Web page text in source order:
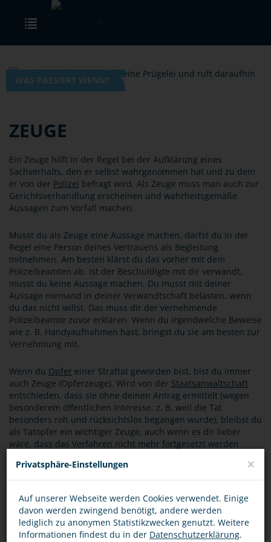
Skip to main content
WAS PASSIERT WENN?
ZEUGE
Ein Zeuge hilft in der Regel bei der Aufklärung eines
Sachverhalts, den er selbst wahrgenommen hat und zu dem
er von der Polizei befragt wird. Als Zeuge muss man auch zur
Gerichtsverhandlung erscheinen und wahrheitsgemäße
Aussagen zum Vorfall machen.
Musst du als Zeuge eine Aussage machen, darfst du in der
Regel eine Person deines Vertrauens als Begleitung
mitnehmen. Am besten klärst du das vorher mit dem
Polizeibeamten ab. Ist der Beschuldigte mit dir verwandt,
musst du keine Aussage machen. Du musst mit deiner
Aussage niemand in deiner Verwandtschaft belasten, wenn
du das nicht willst. Das muss dir der vernehmende
Polizeibeamte zuvor erklären. Wenn du irgendwelche Beweise
wie z. B. Handyaufnahmen hast, bringst du sie am besten zur
Vernehmung mit.
Wenn du Opfer einer Straftat geworden bist, bist du immer
auch Zeuge (Opferzeuge). Wird von der Staatsanwaltschaft
entschieden, dass sie ohne deinen Antrag ermittelt (wegen
besonderem öffentlichen Interesse, z. B. weil die Tat
besonders roh und rücksichtslos begangen wurde), bleibst du
als Tatopfer ein wichtiger Zeuge, auch wenn es dir lieber
wäre, dass das Verfahren nicht mehr fortgesetzt werden
Privatsphäre-Einstellungen ×
Auf unserer Webseite werden Cookies verwendet. Einige
davon werden zwingend benötigt, andere werden
lediglich zu anonymen Statistikzwecken genutzt. Weitere
Informationen findest du in der Datenschutzerklärung.